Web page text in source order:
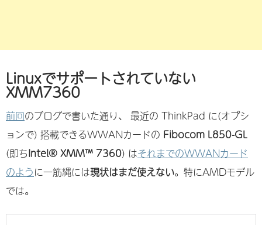
Linuxでサポートされていない
XMM7360
前回のブログで書いた通り、 最近の ThinkPad に(オプシ
ョンで) 搭載できるWWANカードの Fibocom L850-GL
(即ちIntel® XMM™ 7360) はそれまでのWWANカード
のように一筋縄には現状はまだ使えない。特にAMDモデル
では。